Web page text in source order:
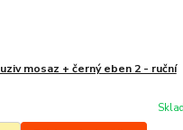
mosaz + černý eben 2 - ruční